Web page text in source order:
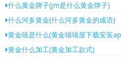
什么黄金牌子(jm是什么黄金牌子)
什么河多黄金(什么河多黄金的成语)
黄金喵是什么(黄金喵喵屋下载安装
黄金什么加工(黄金加工款式)